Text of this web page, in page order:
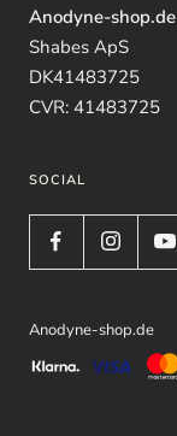
Anodyne-shop.de
Shabes ApS
DK41483725
CVR: 41483725
SOCIAL
Anodyne-shop.de